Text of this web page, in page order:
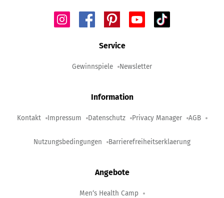
Service
Gewinnspiele Newsletter
Information
Kontakt Impressum Datenschutz Privacy Manager AGB
Nutzungsbedingungen Barrierefreiheitserklaerung
Angebote
Men‘s Health Camp